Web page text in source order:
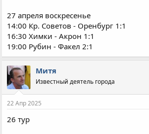
27 апреля воскресенье
14:00 Кр. Советов - Оренбург 1:1
16:30 Химки - Акрон 1:1
19:00 Рубин - Факел 2:1
Митя
Известный деятель города
22 Апр 2025
26 тур